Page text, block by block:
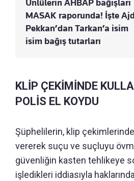
Ünlülerin AHBAP bağışları
MASAK raporunda! İşte
Pekkan’dan Tarkan’a isim
isim bağış tutarları
KLİP ÇEKİMİNDE
POLİS EL KOYDU
Şüphelilerin, klip
vererek suçu ve suçluyu
güvenliğin kasten tehlikeye
işledikleri iddiasıyla